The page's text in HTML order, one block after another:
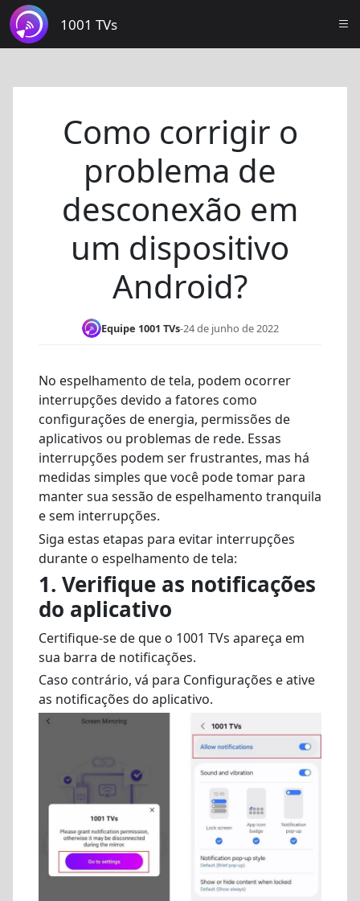
1001 TVs
Como corrigir o
problema de
desconexão em
um dispositivo
Android?
Equipe 1001 TVs-24 de junho de 2022
No espelhamento de tela, podem ocorrer
interrupções devido a fatores como
configurações de energia, permissões de
aplicativos ou problemas de rede. Essas
interrupções podem ser frustrantes, mas há
medidas simples que você pode tomar para
manter sua sessão de espelhamento tranquila
e sem interrupções.
Siga estas etapas para evitar interrupções
durante o espelhamento de tela:
1. Verifique as notificações
do aplicativo
Certifique-se de que o 1001 TVs apareça em
sua barra de notificações.
Caso contrário, vá para Configurações e ative
as notificações do aplicativo.